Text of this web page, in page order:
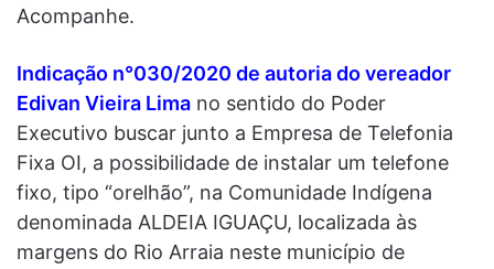
Acompanhe.
Indicação n°030/2020 de autoria do vereador
Edivan Vieira Lima no sentido do Poder
Executivo buscar junto a Empresa de Telefonia
Fixa OI, a possibilidade de instalar um telefone
fixo, tipo “orelhão”, na Comunidade Indígena
denominada ALDEIA IGUAÇU, localizada às
margens do Rio Arraia neste município de